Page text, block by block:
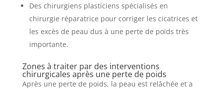
Des chirurgiens plasticiens spécialisés en
chirurgie réparatrice pour corriger les cicatrices et
les excès de peau dus à une perte de poids très
importante.
Zones à traiter par des interventions
chirurgicales après une perte de poids
Après une perte de poids, la peau est relâchée et a